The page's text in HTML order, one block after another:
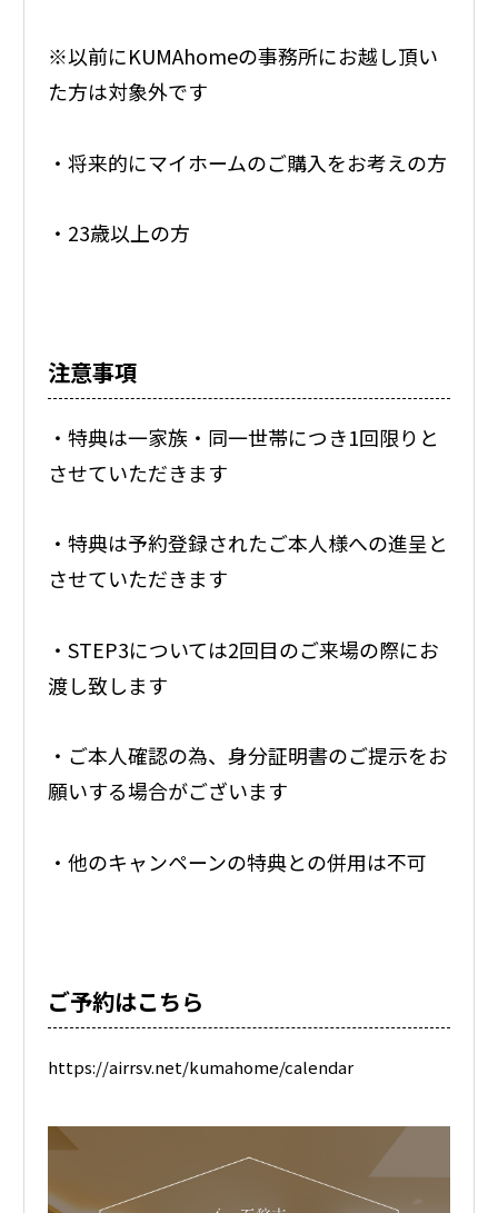
※以前にKUMAhomeの事務所にお越し頂い
た方は対象外です
・将来的にマイホームのご購入をお考えの方
・23歳以上の方
注意事項
・特典は一家族・同一世帯につき1回限りと
させていただきます
・特典は予約登録されたご本人様への進呈と
させていただきます
・STEP3については2回目のご来場の際にお
渡し致します
・ご本人確認の為、身分証明書のご提示をお
願いする場合がございます
・他のキャンペーンの特典との併用は不可
ご予約はこちら
https://airrsv.net/kumahome/calendar